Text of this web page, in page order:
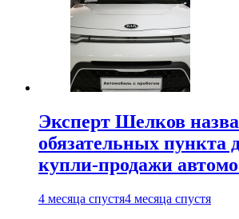
Эксперт Шелков
обязательных пункта
купли-продажи
4 месяца спустя4 месяца спустя